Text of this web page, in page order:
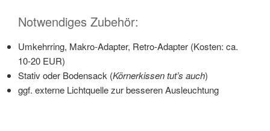
Notwendiges Zubehör:
Umkehrring, Makro-Adapter, Retro-Adapter (Kosten: ca.
10-20 EUR)
Stativ oder Bodensack (Körnerkissen tut’s auch)
ggf. externe Lichtquelle zur besseren Ausleuchtung